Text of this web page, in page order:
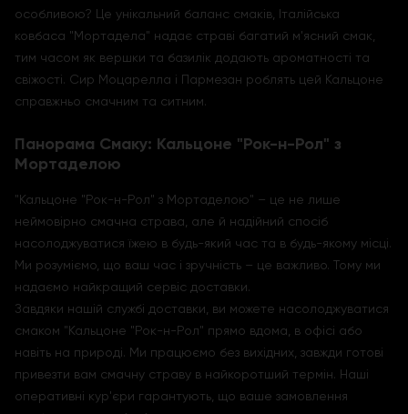
особливою? Це унікальний баланс смаків, Італійська
ковбаса "Мортадела" надає страві багатий м'ясний смак,
тим часом як вершки та базилік додають ароматності та
свіжості. Сир Моцарелла і Пармезан роблять цей Кальцоне
справжньо смачним та ситним.
Панорама Смаку: Кальцоне "Рок-н-Рол" з
Мортаделою
"Кальцоне "Рок-н-Рол" з Мортаделою" – це не лише
неймовірно смачна страва, але й надійний спосіб
насолоджуватися їжею в будь-який час та в будь-якому місці.
Ми розуміємо, що ваш час і зручність – це важливо. Тому ми
надаємо найкращий сервіс доставки.
Завдяки нашій службі доставки, ви можете насолоджуватися
смаком "Кальцоне "Рок-н-Рол" прямо вдома, в офісі або
навіть на природі. Ми працюємо без вихідних, завжди готові
привезти вам смачну страву в найкоротший термін. Наші
оперативні кур'єри гарантують, що ваше замовлення